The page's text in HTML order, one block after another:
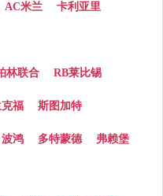
AC米兰 卡利亚里
林联合 RB莱比锡
福 斯图加特
波鸿 多特蒙德 弗赖堡